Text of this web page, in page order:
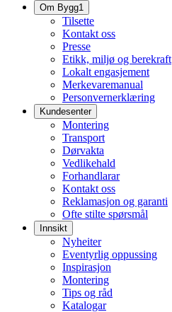
Om Bygg1
Tilsette
Kontakt oss
Presse
Etikk, miljø og berekraft
Lokalt engasjement
Merkevaremanual
Personvernerklæring
Kundesenter
Montering
Transport
Dørvakta
Vedlikehald
Forhandlarar
Kontakt oss
Reklamasjon og garanti
Ofte stilte spørsmål
Innsikt
Nyheiter
Eventyrlig oppussing
Inspirasjon
Montering
Tips og råd
Katalogar